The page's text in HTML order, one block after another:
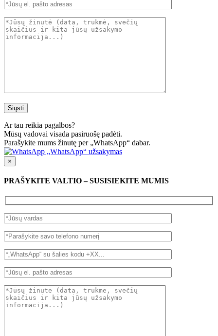
Ar tau reikia pagalbos?
Mūsų vadovai visada pasiruošę padėti.
Parašykite mums žinutę per „WhatsApp“ dabar.
„WhatsApp“ užsakymas
×
PRAŠYKITE VALTIO – SUSISIEKITE MUMIS